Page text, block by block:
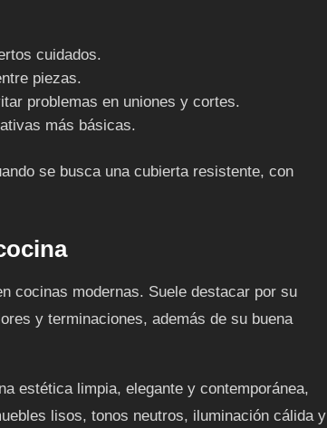
cuidados.
piezas.
problemas en uniones y cortes.
más básicas.
se busca una cubierta resistente, con
cocinas modernas. Suele destacar por su
y terminaciones, además de su buena
estética limpia, elegante y contemporánea,
lisos, tonos neutros, iluminación cálida y